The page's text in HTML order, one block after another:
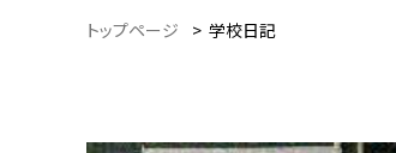
トップページ > 学校日記